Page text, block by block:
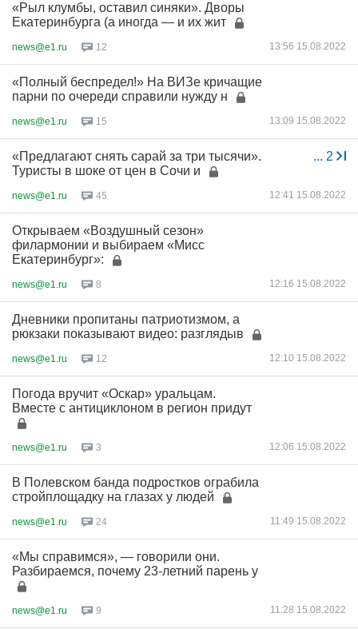
«Рыл клумбы, оставил синяки». Дворы
Екатеринбурга (а иногда — и их жит
news@e1.ru 12 13:56 15.08.2022
«Полный беспредел!» На ВИЗе кричащие
парни по очереди справили нужду н
news@e1.ru 15 13:09 15.08.2022
... 2
«Предлагают снять сарай за три тысячи».
Туристы в шоке от цен в Сочи и
news@e1.ru 45 12:41 15.08.2022
Открываем «Воздушный сезон»
филармонии и выбираем «Мисс
Екатеринбург»:
news@e1.ru 8 12:16 15.08.2022
Дневники пропитаны патриотизмом, а
рюкзаки показывают видео: разглядыв
news@e1.ru 12 12:10 15.08.2022
Погода вручит «Оскар» уральцам.
Вместе с антициклоном в регион придут
news@e1.ru 3 12:06 15.08.2022
В Полевском банда подростков ограбила
стройплощадку на глазах у людей
news@e1.ru 24 11:49 15.08.2022
«Мы справимся», — говорили они.
Разбираемся, почему 23-летний парень у
news@e1.ru 9 11:28 15.08.2022